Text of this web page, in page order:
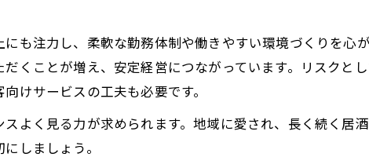
も注力し、柔軟な勤務体制や働きやすい環境づくりを心
くことが増え、安定経営につながっています。リスクと
けサービスの工夫も必要です。
よく見る力が求められます。地域に愛され、長く続く居
しましょう。